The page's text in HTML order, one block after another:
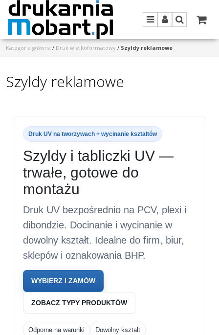
MenuPanelSzukaj
Kategoria główna / Druk wielkoformatowy / Szyldy reklamowe
Szyldy reklamowe
Druk UV na tworzywach + wycinanie kształtów
Szyldy i tabliczki UV —
trwałe, gotowe do
montażu
Druk UV bezpośrednio na PCV, plexi i
dibondzie. Docinanie i wycinanie w
dowolny kształt. Idealne do firm, biur,
sklepów i oznakowania BHP.
WYBIERZ I ZAMÓW
ZOBACZ TYPY PRODUKTÓW
Odporne na warunki Dowolny kształt